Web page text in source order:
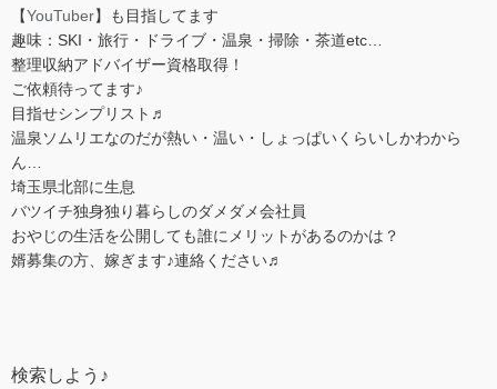
【YouTuber】も目指してます
趣味：SKI・旅行・ドライブ・温泉・掃除・茶道etc…
整理収納アドバイザー資格取得！
ご依頼待ってます♪
目指せシンプリスト♬
温泉ソムリエなのだが熱い・温い・しょっぱいくらいしかわから
ん…
埼玉県北部に生息
バツイチ独身独り暮らしのダメダメ会社員
おやじの生活を公開しても誰にメリットがあるのかは？
婿募集の方、嫁ぎます♪連絡ください♬
検索しよう♪